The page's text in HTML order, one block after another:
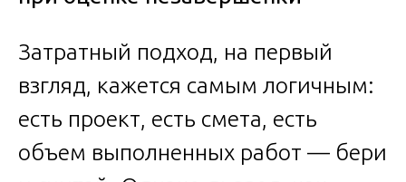
Затратный подход, на первый
взгляд, кажется самым логичным:
есть проект, есть смета, есть
объем выполненных работ — бери